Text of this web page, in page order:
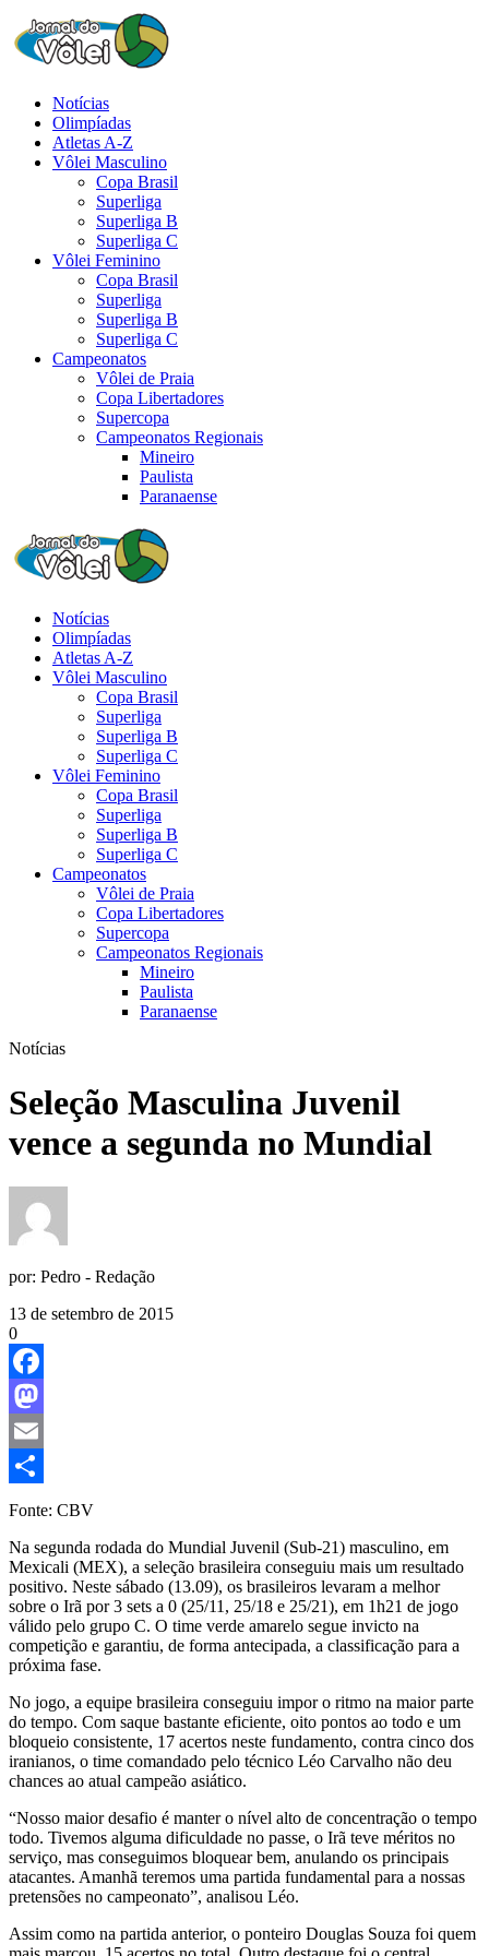
Notícias
Olimpíadas
Atletas A-Z
Vôlei Masculino
Copa Brasil
Superliga
Superliga B
Superliga C
Vôlei Feminino
Copa Brasil
Superliga
Superliga B
Superliga C
Campeonatos
Vôlei de Praia
Copa Libertadores
Supercopa
Campeonatos Regionais
Mineiro
Paulista
Paranaense
Notícias
Olimpíadas
Atletas A-Z
Vôlei Masculino
Copa Brasil
Superliga
Superliga B
Superliga C
Vôlei Feminino
Copa Brasil
Superliga
Superliga B
Superliga C
Campeonatos
Vôlei de Praia
Copa Libertadores
Supercopa
Campeonatos Regionais
Mineiro
Paulista
Paranaense
Notícias
Seleção Masculina Juvenil
vence a segunda no Mundial
por: Pedro - Redação
13 de setembro de 2015
0
Facebook
Mastodon
Email
Share
Fonte: CBV
Na segunda rodada do Mundial Juvenil (Sub-21) masculino, em
Mexicali (MEX), a seleção brasileira conseguiu mais um resultado
positivo. Neste sábado (13.09), os brasileiros levaram a melhor
sobre o Irã por 3 sets a 0 (25/11, 25/18 e 25/21), em 1h21 de jogo
válido pelo grupo C. O time verde amarelo segue invicto na
competição e garantiu, de forma antecipada, a classificação para a
próxima fase.
No jogo, a equipe brasileira conseguiu impor o ritmo na maior parte
do tempo. Com saque bastante eficiente, oito pontos ao todo e um
bloqueio consistente, 17 acertos neste fundamento, contra cinco dos
iranianos, o time comandado pelo técnico Léo Carvalho não deu
chances ao atual campeão asiático.
“Nosso maior desafio é manter o nível alto de concentração o tempo
todo. Tivemos alguma dificuldade no passe, o Irã teve méritos no
serviço, mas conseguimos bloquear bem, anulando os principais
atacantes. Amanhã teremos uma partida fundamental para a nossas
pretensões no campeonato”, analisou Léo.
Assim como na partida anterior, o ponteiro Douglas Souza foi quem